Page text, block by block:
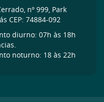
nº 999, Park
CEP: 74884-092
diurno: 07h às 18h
noturno: 18 às 22h